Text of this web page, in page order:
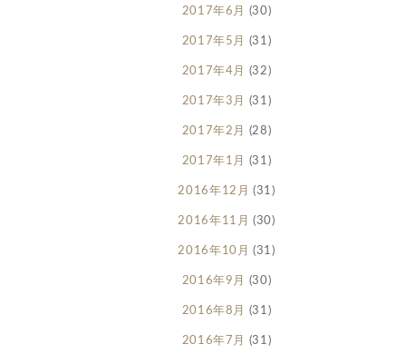
2017年6月 (30)
2017年5月 (31)
2017年4月 (32)
2017年3月 (31)
2017年2月 (28)
2017年1月 (31)
2016年12月 (31)
2016年11月 (30)
2016年10月 (31)
2016年9月 (30)
2016年8月 (31)
2016年7月 (31)